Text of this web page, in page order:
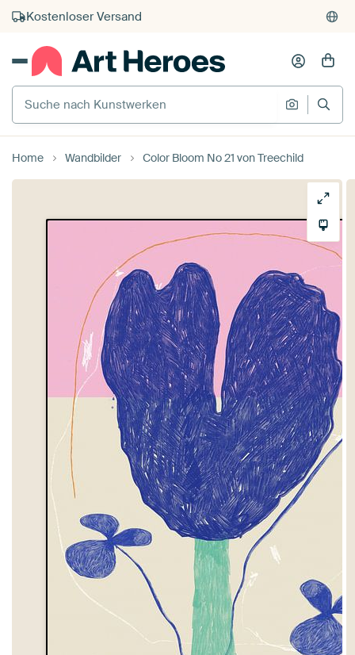
Kauf auf Rechnung
Individueller Druck auf Bestellung
Suche nach Kunstwerken
Suche
Home Wandbilder Color Bloom No 21 von Treechild